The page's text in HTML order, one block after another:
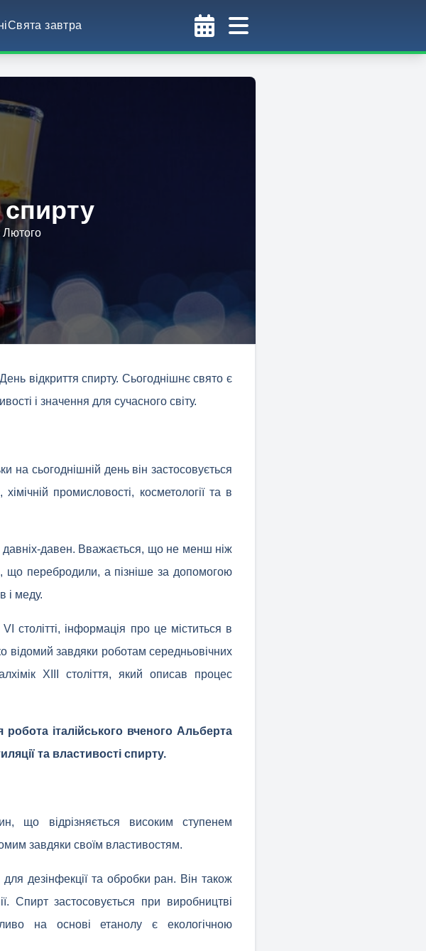
Свята завтра
Лютого
відкриття спирту. Сьогоднішнє свято є
і значення для сучасного світу.
на сьогоднішній день він застосовується
промисловості, косметології та в
давніх-давен. Вважається, що не менш ніж
що перебродили, а пізніше за допомогою
і меду.
столітті, інформація про це міститься в
відомий завдяки роботам середньовічних
XIII століття, який описав процес
італійського вченого Альберта
та властивості спирту.
що відрізняється високим ступенем
завдяки своїм властивостям.
дезінфекції та обробки ран. Він також
Спирт застосовується при виробництві
на основі етанолу є екологічною